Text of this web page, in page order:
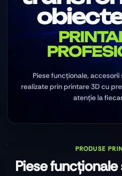
Piese funcționale,
realizate prin printare 3D cu
atenție la